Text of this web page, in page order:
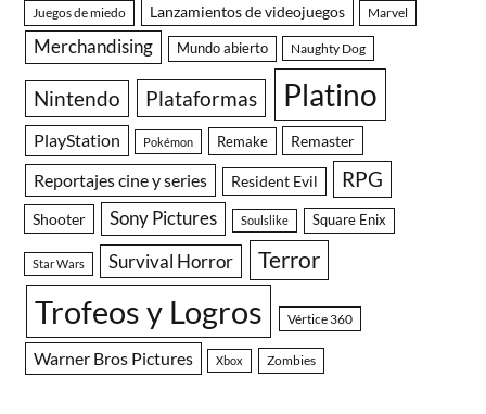
Juegos de miedo Lanzamientos de videojuegos Marvel
Merchandising Mundo abierto Naughty Dog
Nintendo Plataformas Platino
PlayStation Pokémon Remake Remaster
Reportajes cine y series Resident Evil RPG
Shooter Sony Pictures Soulslike Square Enix
Star Wars Survival Horror Terror
Trofeos y Logros Vértice 360
Warner Bros Pictures Xbox Zombies